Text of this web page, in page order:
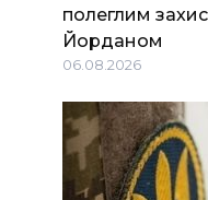
полеглим
Йорданом
06.08.2026